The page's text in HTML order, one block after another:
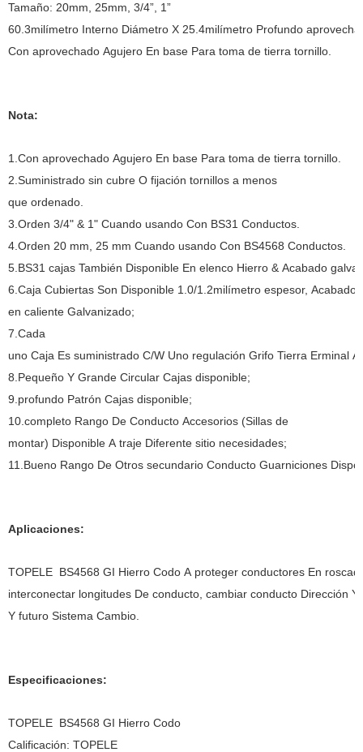
Tamaño: 20mm, 25mm, 3/4”, 1”
60.3milímetro Interno Diámetro X 25.4milímetro Profundo
Con aprovechado Agujero En base Para toma de tierra tornillo.
Nota:
1.Con aprovechado Agujero En base Para toma de tierra tornillo.
2.Suministrado sin cubre O fijación tornillos a menos
que ordenado.
3.Orden 3/4" & 1" Cuando usando Con BS31 Conductos.
4.Orden 20 mm, 25 mm Cuando usando Con BS4568 Conductos.
5.BS31 cajas También Disponible En elenco Hierro & Acabado
6.Caja Cubiertas Son Disponible 1.0/1.2milímetro espesor, Acabado
en caliente Galvanizado;
7.Cada
uno Caja Es suministrado C/W Uno regulación Grifo Tierra Erminal
8.Pequeño Y Grande Circular Cajas disponible;
9.profundo Patrón Cajas disponible;
10.completo Rango De Conducto Accesorios (Sillas de
montar) Disponible A traje Diferente sitio necesidades;
11.Bueno Rango De Otros secundario Conducto Guarniciones
Aplicaciones:
TOPELE BS4568 GI Hierro Codo A proteger conductores En
interconectar longitudes De conducto, cambiar conducto Dirección
Y futuro Sistema Cambio.
Especificaciones:
TOPELE BS4568 GI Hierro Codo
Calificación: TOPELE